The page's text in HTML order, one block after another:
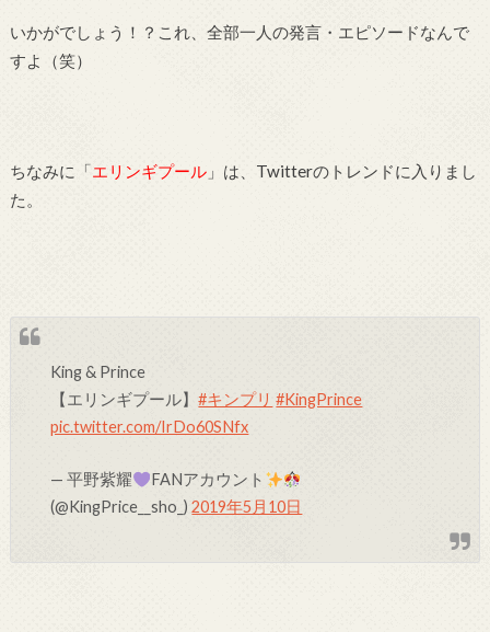
いかがでしょう！？これ、全部一人の発言・エピソードなんで
すよ（笑）
ちなみに「エリンギプール」は、Twitterのトレンドに入りまし
た。
King & Prince
【エリンギプール】#キンプリ #KingPrince
pic.twitter.com/IrDo60SNfx
— 平野紫耀
FANアカウント
(@KingPrice__sho_)2019年5月10日